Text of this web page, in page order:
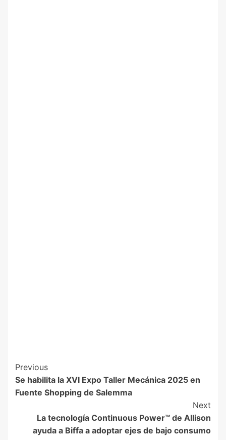
Previous
Se habilita la XVI Expo Taller Mecánica 2025 en
Fuente Shopping de Salemma
Next
La tecnología Continuous Power™ de Allison
ayuda a Biffa a adoptar ejes de bajo consumo